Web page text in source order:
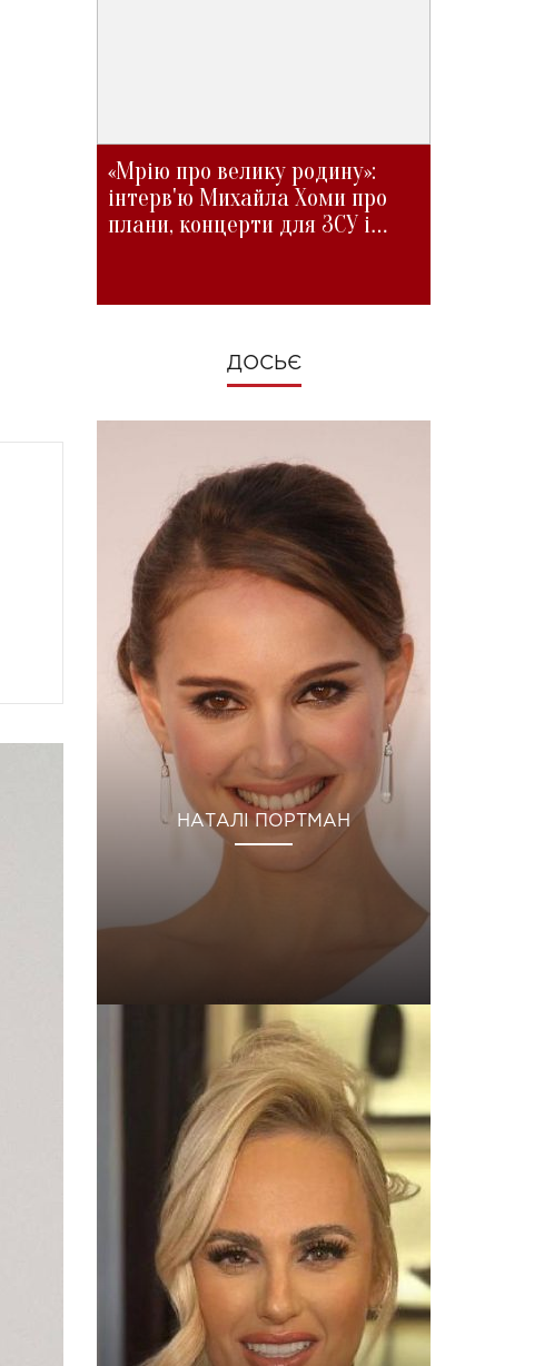
«Мрію про велику родину»:
інтерв'ю Михайла Хоми про
плани, концерти для ЗСУ і
ДОСЬЄ
НАТАЛІ ПОРТМАН